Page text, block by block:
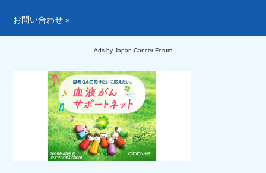
お問い合わせ »
Ads by Japan Cancer Forum